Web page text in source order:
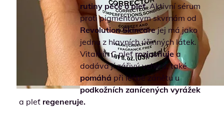
rutiny péče o pleť. Aktivní sérum
proti pigmentovým skvrnám od
Revolution Skincarejej má jako
jednu z hlavních účinných látek.
Vitamín C pleťrozjasňuje a
dodává jí zářivý vzhled, také
pomáhá při léčbě zánětu u
podkožních zanícených vyrážek
a pleť regeneruje.